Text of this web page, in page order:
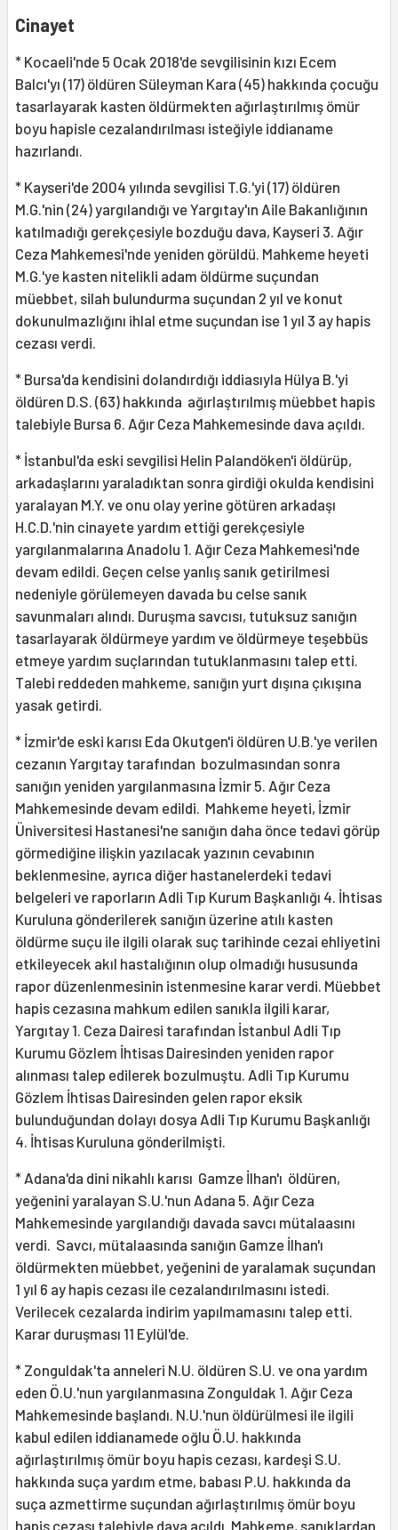
Cinayet
* Kocaeli'nde 5 Ocak 2018'de sevgilisinin kızı Ecem
Balcı'yı (17) öldüren Süleyman Kara (45) hakkında çocuğu
tasarlayarak kasten öldürmekten ağırlaştırılmış ömür
boyu hapisle cezalandırılması isteğiyle iddianame
hazırlandı.
* Kayseri'de 2004 yılında sevgilisi T.G.'yi (17) öldüren
M.G.'nin (24) yargılandığı ve Yargıtay'ın Aile Bakanlığının
katılmadığı gerekçesiyle bozduğu dava, Kayseri 3. Ağır
Ceza Mahkemesi'nde yeniden görüldü. Mahkeme heyeti
M.G.'ye kasten nitelikli adam öldürme suçundan
müebbet, silah bulundurma suçundan 2 yıl ve konut
dokunulmazlığını ihlal etme suçundan ise 1 yıl 3 ay hapis
cezası verdi.
* Bursa'da kendisini dolandırdığı iddiasıyla Hülya B.'yi
öldüren D.S. (63) hakkında ağırlaştırılmış müebbet hapis
talebiyle Bursa 6. Ağır Ceza Mahkemesinde dava açıldı.
* İstanbul'da eski sevgilisi Helin Palandöken'i öldürüp,
arkadaşlarını yaraladıktan sonra girdiği okulda kendisini
yaralayan M.Y. ve onu olay yerine götüren arkadaşı
H.C.D.'nin cinayete yardım ettiği gerekçesiyle
yargılanmalarına Anadolu 1. Ağır Ceza Mahkemesi'nde
devam edildi. Geçen celse yanlış sanık getirilmesi
nedeniyle görülemeyen davada bu celse sanık
savunmaları alındı. Duruşma savcısı, tutuksuz sanığın
tasarlayarak öldürmeye yardım ve öldürmeye teşebbüs
etmeye yardım suçlarından tutuklanmasını talep etti.
Talebi reddeden mahkeme, sanığın yurt dışına çıkışına
yasak getirdi.
* İzmir'de eski karısı Eda Okutgen'i öldüren U.B.'ye verilen
cezanın Yargıtay tarafından bozulmasından sonra
sanığın yeniden yargılanmasına İzmir 5. Ağır Ceza
Mahkemesinde devam edildi. Mahkeme heyeti, İzmir
Üniversitesi Hastanesi'ne sanığın daha önce tedavi görüp
görmediğine ilişkin yazılacak yazının cevabının
beklenmesine, ayrıca diğer hastanelerdeki tedavi
belgeleri ve raporların Adli Tıp Kurum Başkanlığı 4. İhtisas
Kuruluna gönderilerek sanığın üzerine atılı kasten
öldürme suçu ile ilgili olarak suç tarihinde cezai ehliyetini
etkileyecek akıl hastalığının olup olmadığı hususunda
rapor düzenlenmesinin istenmesine karar verdi. Müebbet
hapis cezasına mahkum edilen sanıkla ilgili karar,
Yargıtay 1. Ceza Dairesi tarafından İstanbul Adli Tıp
Kurumu Gözlem İhtisas Dairesinden yeniden rapor
alınması talep edilerek bozulmuştu. Adli Tıp Kurumu
Gözlem İhtisas Dairesinden gelen rapor eksik
bulunduğundan dolayı dosya Adli Tıp Kurumu Başkanlığı
4. İhtisas Kuruluna gönderilmişti.
* Adana'da dini nikahlı karısı Gamze İlhan'ı öldüren,
yeğenini yaralayan S.U.'nun Adana 5. Ağır Ceza
Mahkemesinde yargılandığı davada savcı mütalaasını
verdi. Savcı, mütalaasında sanığın Gamze İlhan'ı
öldürmekten müebbet, yeğenini de yaralamak suçundan
1 yıl 6 ay hapis cezası ile cezalandırılmasını istedi.
Verilecek cezalarda indirim yapılmamasını talep etti.
Karar duruşması 11 Eylül'de.
* Zonguldak'ta anneleri N.U. öldüren S.U. ve ona yardım
eden Ö.U.'nun yargılanmasına Zonguldak 1. Ağır Ceza
Mahkemesinde başlandı. N.U.'nun öldürülmesi ile ilgili
kabul edilen iddianamede oğlu Ö.U. hakkında
ağırlaştırılmış ömür boyu hapis cezası, kardeşi S.U.
hakkında suça yardım etme, babası P.U. hakkında da
suça azmettirme suçundan ağırlaştırılmış ömür boyu
hapis cezası talebiyle dava açıldı. Mahkeme, sanıklardan